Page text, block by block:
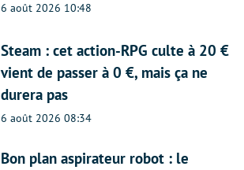
6 août 2026 10:48
Steam : cet action-RPG culte à 20 €
vient de passer à 0 €, mais ça ne
durera pas
6 août 2026 08:34
Bon plan aspirateur robot : le